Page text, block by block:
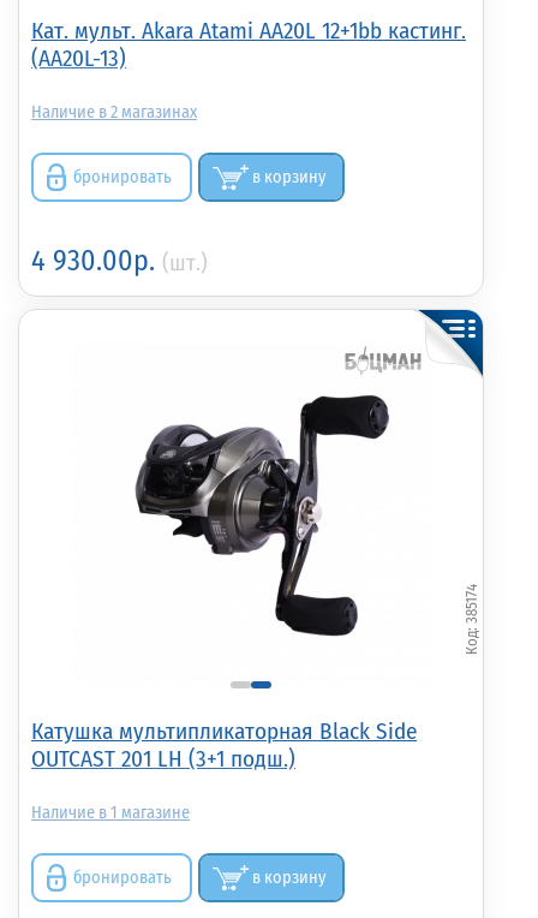
Кат. мульт. Akara Atami AA20L 12+1bb кастинг.
(AA20L-13)
2
бронировать в корзину
4 930.00р. (шт.)
Катушка мультипликаторная Black Side
OUTCAST 201 LH (3+1 подш.)
385174
1
бронировать в корзину